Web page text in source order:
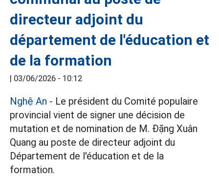
directeur adjoint du
département de l'éducation et
de la formation
| 03/06/2026 - 10:12
Nghệ An - Le président du Comité populaire
provincial vient de signer une décision de
mutation et de nomination de M. Đặng Xuân
Quang au poste de directeur adjoint du
Département de l'éducation et de la
formation.